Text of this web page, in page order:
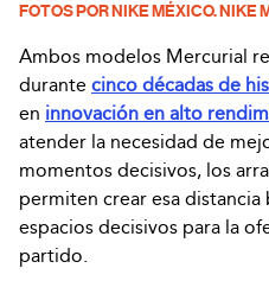
FOTOS POR NIKE MÉXICO. NIKE
Ambos modelos Mercurial
durante cinco décadas de
en innovación en alto
atender la necesidad de
momentos decisivos, los
permiten crear esa
espacios decisivos para la
partido.